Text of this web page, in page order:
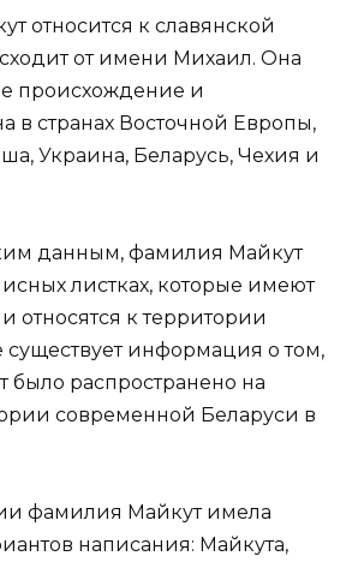
относится к славянской
от имени Михаил. Она
происхождение и
в странах Восточной Европы,
Украина, Беларусь, Чехия и
данным, фамилия Майкут
листках, которые имеют
относятся к территории
информация о том,
было распространено на
современной Беларуси в
фамилия Майкут имела
написания: Майкута,